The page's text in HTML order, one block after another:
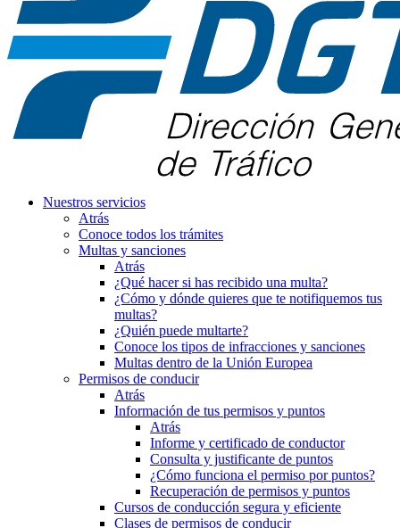
Nuestros servicios
Atrás
Conoce todos los trámites
Multas y sanciones
Atrás
¿Qué hacer si has recibido una multa?
¿Cómo y dónde quieres que te notifiquemos tus
multas?
¿Quién puede multarte?
Conoce los tipos de infracciones y sanciones
Multas dentro de la Unión Europea
Permisos de conducir
Atrás
Información de tus permisos y puntos
Atrás
Informe y certificado de conductor
Consulta y justificante de puntos
¿Cómo funciona el permiso por puntos?
Recuperación de permisos y puntos
Cursos de conducción segura y eficiente
Clases de permisos de conducir